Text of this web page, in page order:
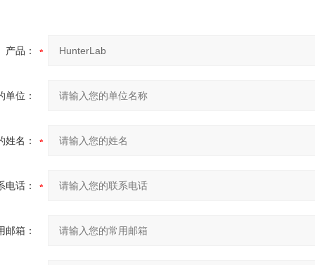
产品：
单位：
姓名：
电话：
邮箱：